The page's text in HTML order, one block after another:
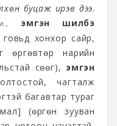
буцаж ирэв дээ.
эмгэн шилбэ
хонхор сайр,
өргөвтөр нарийн
сөөг), эмгэн
чагталж
багавтар тураг
(өргөн зууван